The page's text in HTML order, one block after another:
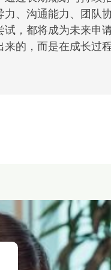
、沟通能力、团队
，都将成为未来申
的，而是在成长过